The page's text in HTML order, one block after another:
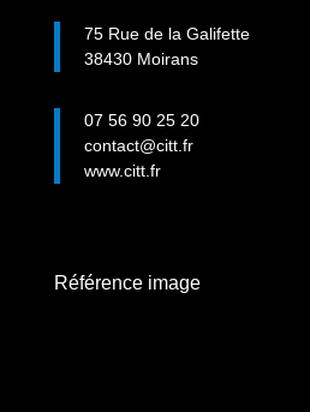
75 Rue de la Galifette
38430 Moirans
07 56 90 25 20
contact@citt.fr
www.citt.fr
Référence image